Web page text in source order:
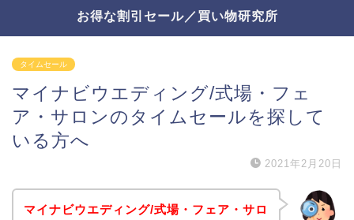
お得な割引セール／買い物研究所
タイムセール
マイナビウエディング/式場・フェ
ア・サロンのタイムセールを探して
いる方へ
2021年2月20日
マイナビウエディング/式場・フェア・サロ